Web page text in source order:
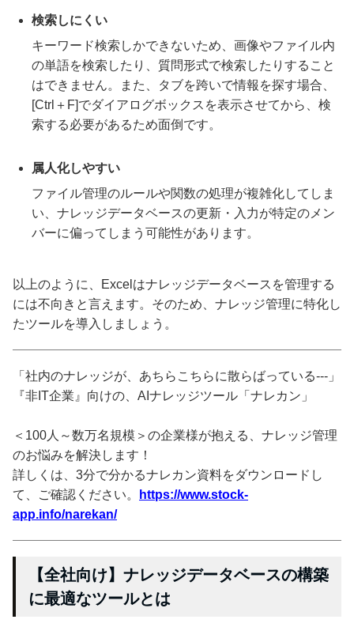
検索しにくい
キーワード検索しかできないため、画像やファイル内
の単語を検索したり、質問形式で検索したりすること
はできません。また、タブを跨いで情報を探す場合、
[Ctrl＋F]でダイアログボックスを表示させてから、検
索する必要があるため面倒です。
属人化しやすい
ファイル管理のルールや関数の処理が複雑化してしま
い、ナレッジデータベースの更新・入力が特定のメン
バーに偏ってしまう可能性があります。
以上のように、Excelはナレッジデータベースを管理する
には不向きと言えます。そのため、ナレッジ管理に特化し
たツールを導入しましょう。
「社内のナレッジが、あちらこちらに散らばっている---」
『非IT企業』向けの、AIナレッジツール「ナレカン」
＜100人～数万名規模＞の企業様が抱える、ナレッジ管理
のお悩みを解決します！
詳しくは、3分で分かるナレカン資料をダウンロードし
て、ご確認ください。
https://www.stock-
app.info/narekan/
【全社向け】ナレッジデータベースの構築
に最適なツールとは